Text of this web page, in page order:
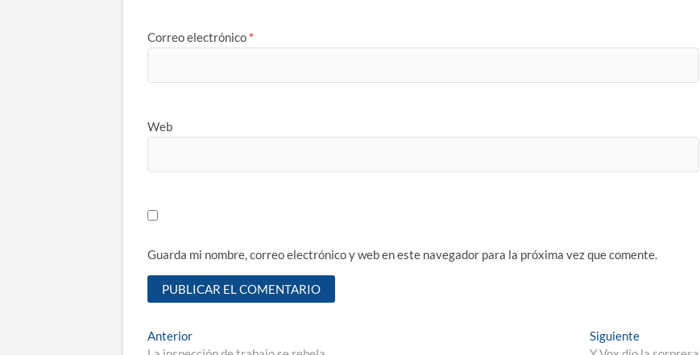
Correo electrónico *
Web
Guarda mi nombre, correo electrónico y web en este navegador para la próxima vez que comente.
Navegación
AnteriorEntrada
SiguienteEntrada